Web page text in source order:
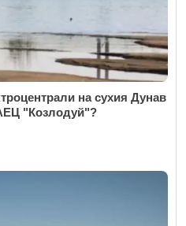
на сухия Дунав
"Козлодуй"?